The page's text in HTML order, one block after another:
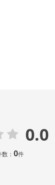
0.0
： 0件